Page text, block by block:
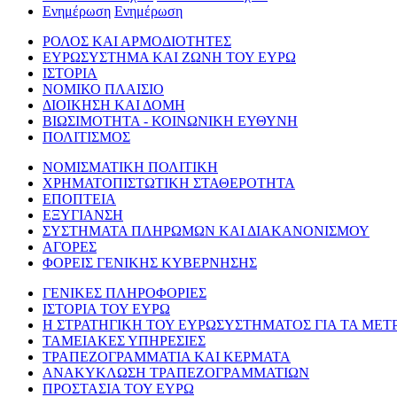
Ενημέρωση Ενημέρωση
ΡΟΛΟΣ ΚΑΙ ΑΡΜΟΔΙΟΤΗΤΕΣ
ΕΥΡΩΣΥΣΤΗΜΑ ΚΑΙ ΖΩΝΗ ΤΟΥ ΕΥΡΩ
ΙΣΤΟΡΙΑ
ΝΟΜΙΚΟ ΠΛΑΙΣΙΟ
ΔΙΟΙΚΗΣΗ ΚΑΙ ΔΟΜΗ
ΒΙΩΣΙΜΟΤΗΤΑ - ΚΟΙΝΩΝΙΚΗ ΕΥΘΥΝΗ
ΠΟΛΙΤΙΣΜΟΣ
ΝΟΜΙΣΜΑΤΙΚΗ ΠΟΛΙΤΙΚΗ
ΧΡΗΜΑΤΟΠΙΣΤΩΤΙΚΗ ΣΤΑΘΕΡΟΤΗΤΑ
ΕΠΟΠΤΕΙΑ
ΕΞΥΓΙΑΝΣΗ
ΣΥΣΤΗΜΑΤΑ ΠΛΗΡΩΜΩΝ ΚΑΙ ΔΙΑΚΑΝΟΝΙΣΜΟΥ
ΑΓΟΡΕΣ
ΦΟΡΕΙΣ ΓΕΝΙΚΗΣ ΚΥΒΕΡΝΗΣΗΣ
ΓΕΝΙΚΕΣ ΠΛΗΡΟΦΟΡΙΕΣ
ΙΣΤΟΡΙΑ ΤΟΥ ΕΥΡΩ
Η ΣΤΡΑΤΗΓΙΚΗ ΤΟΥ ΕΥΡΩΣΥΣΤΗΜΑΤΟΣ ΓΙΑ ΤΑ
ΤΑΜΕΙΑΚΕΣ ΥΠΗΡΕΣΙΕΣ
ΤΡΑΠΕΖΟΓΡΑΜΜΑΤΙΑ ΚΑΙ ΚΕΡΜΑΤΑ
ΑΝΑΚΥΚΛΩΣΗ ΤΡΑΠΕΖΟΓΡΑΜΜΑΤΙΩΝ
ΠΡΟΣΤΑΣΙΑ ΤΟΥ ΕΥΡΩ